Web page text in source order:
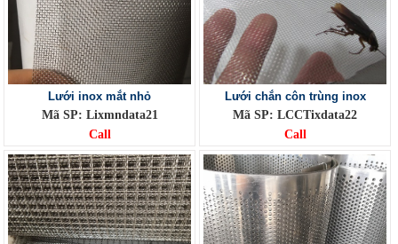
Lưới inox mắt nhỏ
Mã SP: Lixmndata21
Call
Lưới chắn côn trùng inox
Mã SP: LCCTixdata22
Call